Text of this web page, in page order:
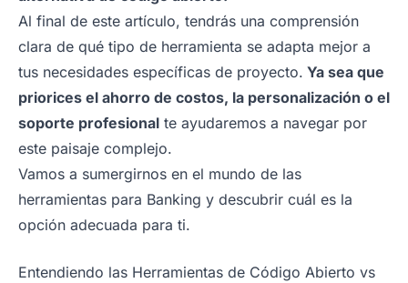
Al final de este artículo, tendrás una comprensión
clara de qué tipo de herramienta se adapta mejor a
tus necesidades específicas de proyecto. Ya sea que
priorices el ahorro de costos, la personalización o el
soporte profesional te ayudaremos a navegar por
este paisaje complejo.
Vamos a sumergirnos en el mundo de las
herramientas para Banking y descubrir cuál es la
opción adecuada para ti.
Entendiendo las Herramientas de Código Abierto vs